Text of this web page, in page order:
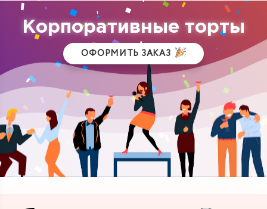
Корпоративные торты
ОФОРМИТЬ ЗАКАЗ